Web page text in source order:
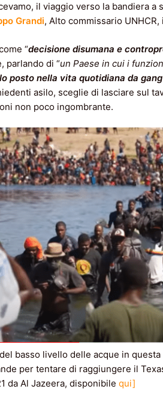
il viaggio verso la bandiera
Grandi, Alto commissario UNHCR,
“decisione disumana e
parlando di “un Paese in cui i
posto nella vita quotidiana da
asilo, sceglie di lasciare sul
non poco ingombrante.
basso livello delle acque in
per tentare di raggiungere il
da Al Jazeera, disponibile qui]